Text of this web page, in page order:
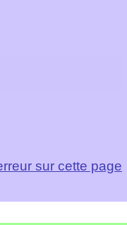
sur cette page